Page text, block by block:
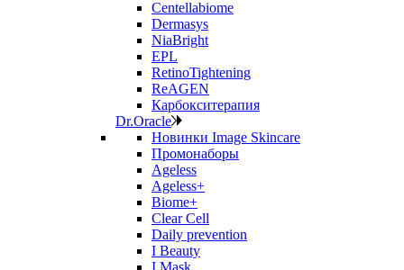
Centellabiome
Dermasys
NiaBright
EPL
RetinoTightening
ReAGEN
Карбокситерапия
Dr.Oracle
Новинки Image Skincare
Промонаборы
Ageless
Ageless+
Biome+
Clear Cell
Daily prevention
I Beauty
I Mask